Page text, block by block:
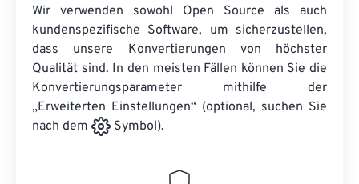
Wir verwenden sowohl Open Source als auch
kundenspezifische Software, um sicherzustellen,
dass unsere Konvertierungen von höchster
Qualität sind. In den meisten Fällen können Sie die
Konvertierungsparameter mithilfe der
„Erweiterten Einstellungen“ (optional, suchen Sie
nach dem
Symbol).